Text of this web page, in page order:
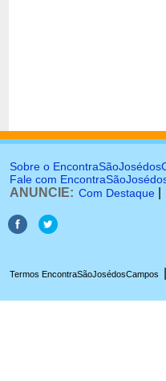
Sobre o
Fale com
ANUNCIE: Com Destaque
Termos EncontraSãoJosédosCampos